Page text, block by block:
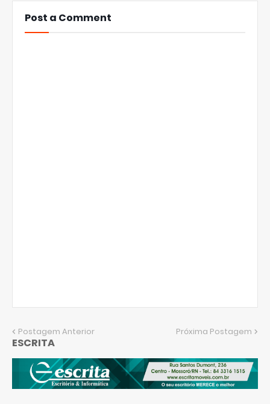
Post a Comment
Postagem Anterior Próxima Postagem
ESCRITA